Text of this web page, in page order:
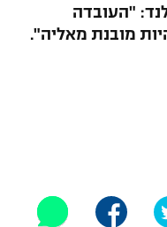
"העובדה
מובנת מאליה".